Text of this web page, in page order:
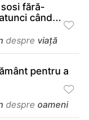
fără-
când...
despre viață
pentru a
despre oameni